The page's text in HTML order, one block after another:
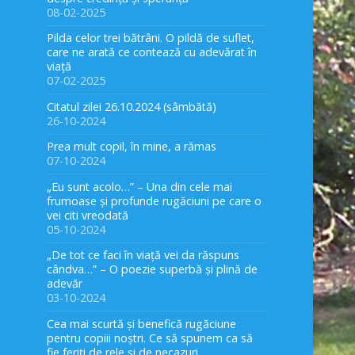
08-02-2025
Pilda celor trei bătrâni. O pildă de suflet,
care ne arată ce contează cu adevărat în
viață
07-02-2025
Citatul zilei 26.10.2024 (sâmbătă)
26-10-2024
Prea mult copil, în mine, a rămas
07-10-2024
„Eu sunt acolo…” – Una din cele mai
frumoase și profunde rugăciuni pe care o
vei citi vreodată
05-10-2024
„De tot ce faci în viață vei da răspuns
cândva…” – O poezie superbă și plină de
adevăr
03-10-2024
Cea mai scurtă și benefică rugăciune
pentru copiii noștri. Ce să spunem ca să